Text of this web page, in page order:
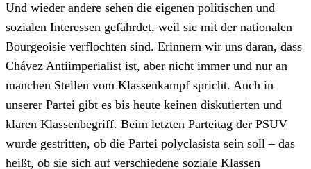
Und wieder andere sehen die eigenen politischen und
sozialen Interessen gefährdet, weil sie mit der nationalen
Bourgeoisie verflochten sind. Erinnern wir uns daran, dass
Chávez Antiimperialist ist, aber nicht immer und nur an
manchen Stellen vom Klassenkampf spricht. Auch in
unserer Partei gibt es bis heute keinen diskutierten und
klaren Klassenbegriff. Beim letzten Parteitag der PSUV
wurde gestritten, ob die Partei polyclasista sein soll – das
heißt, ob sie sich auf verschiedene soziale Klassen